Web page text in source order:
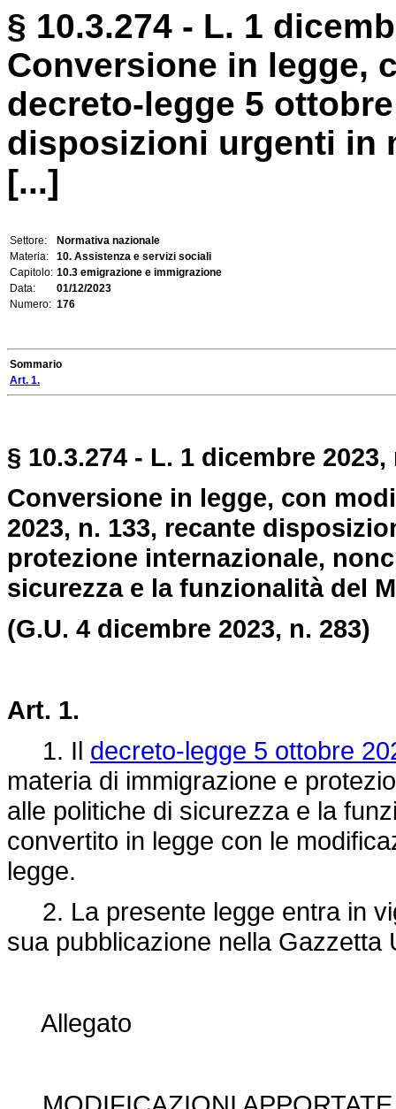
§ 10.3.274 - L. 1
Conversione in legge,
decreto-legge 5
disposizioni urgenti in
[...]
Settore:
Normativa nazionale
Materia:
10. Assistenza e servizi sociali
Capitolo: 10.3 emigrazione e immigrazione
Data:
01/12/2023
Numero: 176
Sommario
Art. 1.
§ 10.3.274 - L. 1 dicembre 2023,
Conversione in legge, con
2023, n. 133, recante
protezione internazionale,
sicurezza e la funzionalità del
(G.U. 4 dicembre 2023, n. 283)
Art. 1.
1. Il decreto-legge 5 ottobre
materia di immigrazione e
alle politiche di sicurezza e la
convertito in legge con le
legge.
2. La presente legge entra in
sua pubblicazione nella Gazzetta
Allegato